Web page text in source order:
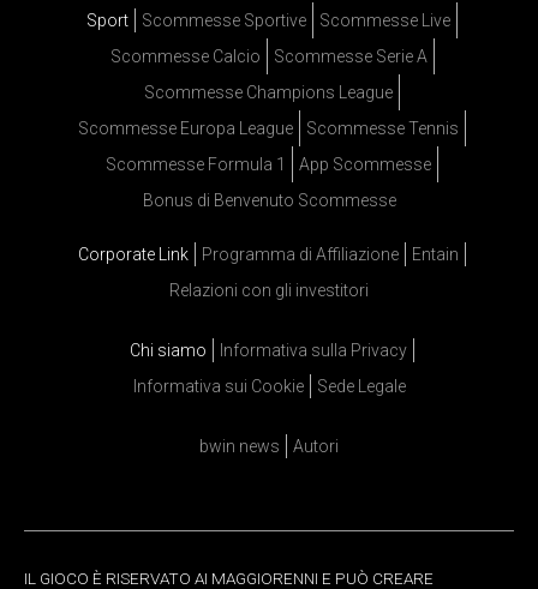
Sport Scommesse Sportive
Scommesse Live
Scommesse Calcio
Scommesse Serie A
Scommesse Champions League
Scommesse Europa League
Scommesse Tennis
Scommesse Formula 1
App Scommesse
Bonus di Benvenuto Scommesse
Corporate Link Programma di Affiliazione
Entain
Relazioni con gli investitori
Chi siamo
Informativa sulla Privacy
Informativa sui Cookie
Sede Legale
bwin news Autori
IL GIOCO È RISERVATO AI MAGGIORENNI E PUÒ CREARE